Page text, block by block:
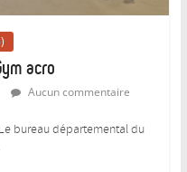
acro
Aucun commentaire
bureau départemental du